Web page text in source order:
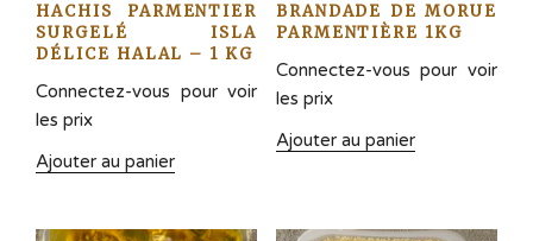
HACHIS PARMENTIER
SURGELÉ ISLA
DÉLICE HALAL – 1 KG
Connectez-vous pour voir
les prix
Ajouter au panier
BRANDADE DE MORUE
PARMENTIÈRE 1KG
Connectez-vous pour voir
les prix
Ajouter au panier